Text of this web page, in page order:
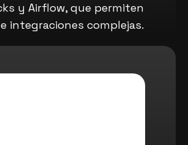
y Airflow, que permiten
integraciones complejas.